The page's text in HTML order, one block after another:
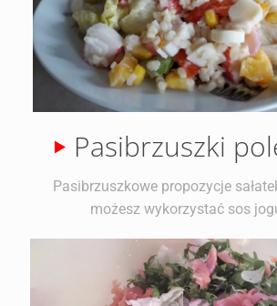
Pasibrzuszki
Pasibrzuszkowe propozycje
możesz wykorzystać sos